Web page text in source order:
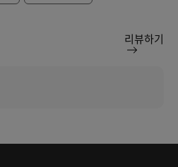
리뷰하기